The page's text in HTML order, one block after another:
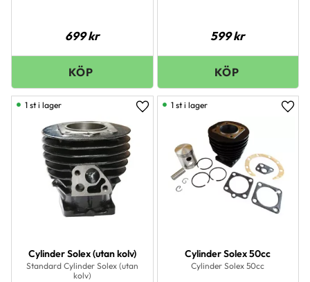
699kr 599kr
Cylinder Solex (utan kolv)
Standard Cylinder Solex (utan
kolv)
Lägg till i favoriter
1 st i lager
Cylinder Solex 50cc
Cylinder Solex 50cc
1 st i lager